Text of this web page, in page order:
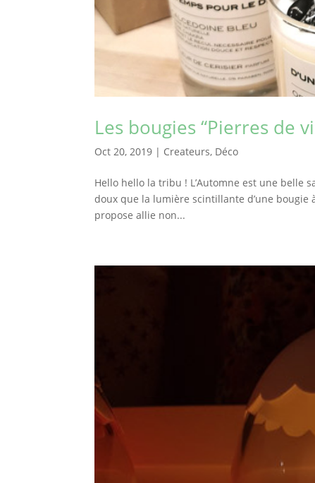
Les bougies “Pierres de
Oct 20, 2019 | Createurs, Déco
Hello hello la tribu ! L’Automne est une belle
doux que la lumière scintillante d’une
propose allie non...